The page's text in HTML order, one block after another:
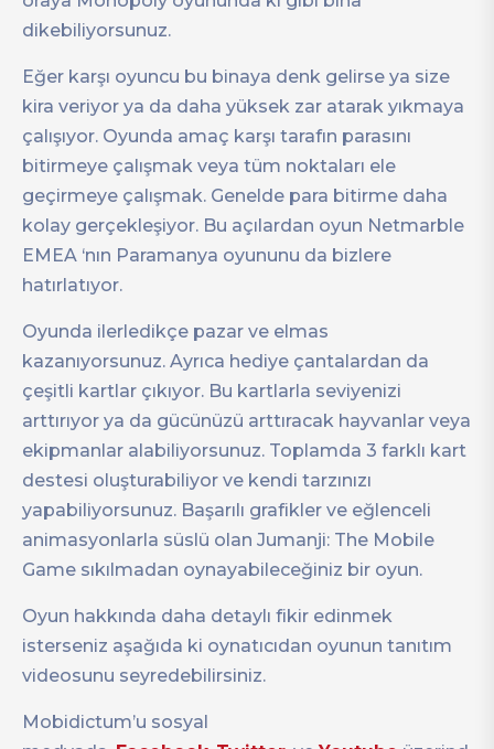
dikebiliyorsunuz.
Eğer karşı oyuncu bu binaya denk gelirse ya size
kira veriyor ya da daha yüksek zar atarak yıkmaya
çalışıyor. Oyunda amaç karşı tarafın parasını
bitirmeye çalışmak veya tüm noktaları ele
geçirmeye çalışmak. Genelde para bitirme daha
kolay gerçekleşiyor. Bu açılardan oyun Netmarble
EMEA ‘nın Paramanya oyununu da bizlere
hatırlatıyor.
Oyunda ilerledikçe pazar ve elmas
kazanıyorsunuz. Ayrıca hediye çantalardan da
çeşitli kartlar çıkıyor. Bu kartlarla seviyenizi
arttırıyor ya da gücünüzü arttıracak hayvanlar veya
ekipmanlar alabiliyorsunuz. Toplamda 3 farklı kart
destesi oluşturabiliyor ve kendi tarzınızı
yapabiliyorsunuz. Başarılı grafikler ve eğlenceli
animasyonlarla süslü olan Jumanji: The Mobile
Game sıkılmadan oynayabileceğiniz bir oyun.
Oyun hakkında daha detaylı fikir edinmek
isterseniz aşağıda ki oynatıcıdan oyunun tanıtım
videosunu seyredebilirsiniz.
Mobidictum’u sosyal